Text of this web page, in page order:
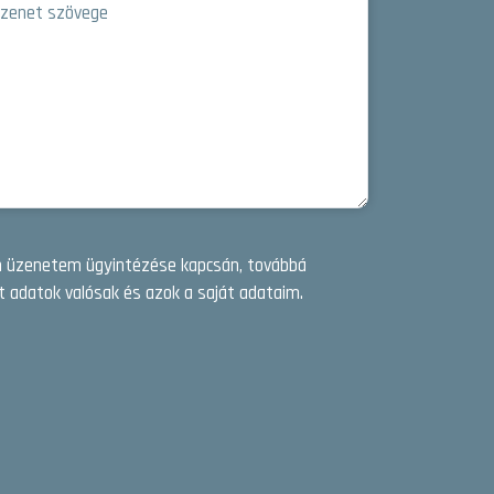
szövege
ügyintézése kapcsán, továbbá
valósak és azok a saját adataim.